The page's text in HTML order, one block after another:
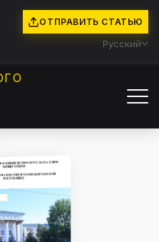
ОТПРАВИТЬ СТАТЬЮ
Русский